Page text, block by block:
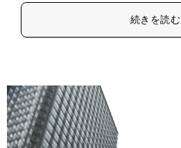
続きを読む